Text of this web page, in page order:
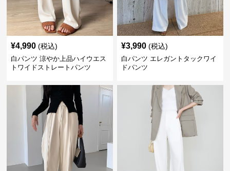
¥4,990 (税込)
白パンツ 涼やか上品ハイウエス
トワイドストレートパンツ
¥3,990 (税込)
白パンツ エレガントタックワイ
ドパンツ